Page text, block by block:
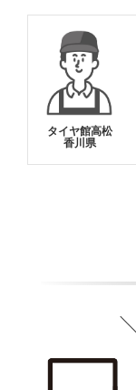
タイヤ館高松
香川県